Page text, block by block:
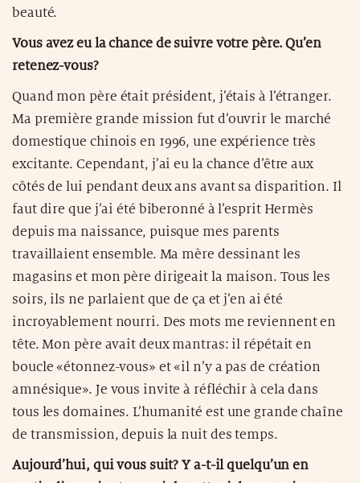
beauté.
Vous avez eu la chance de suivre votre père. Qu’en
retenez-vous?
Quand mon père était président, j’étais à l’étranger.
Ma première grande mission fut d’ouvrir le marché
domestique chinois en 1996, une expérience très
excitante. Cependant, j’ai eu la chance d’être aux
côtés de lui pendant deux ans avant sa disparition. Il
faut dire que j’ai été biberonné à l’esprit Hermès
depuis ma naissance, puisque mes parents
travaillaient ensemble. Ma mère dessinant les
magasins et mon père dirigeait la maison. Tous les
soirs, ils ne parlaient que de ça et j’en ai été
incroyablement nourri. Des mots me reviennent en
tête. Mon père avait deux mantras: il répétait en
boucle «étonnez-vous» et «il n’y a pas de création
amnésique». Je vous invite à réfléchir à cela dans
tous les domaines. L’humanité est une grande chaîne
de transmission, depuis la nuit des temps.
Aujourd’hui, qui vous suit? Y a-t-il quelqu’un en